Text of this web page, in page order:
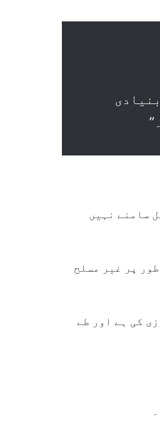
سامنے نہیں
پر غیر مسلح
کی ہے اور طے